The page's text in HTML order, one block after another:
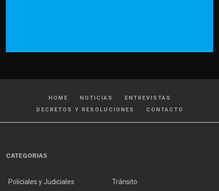
HOME NOTICIAS
ENTREVISTAS
DECRETOS Y RESOLUCIONES
CONTACTO
CATEGORIAS
Policiales y Judiciales Tránsito